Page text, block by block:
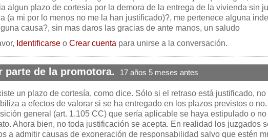
algun plazo de cortesia por la demora de la entrega de la vivienda sin
(a mi por lo menos no me la han justificado)?, me pertenece alguna
causa?, sin mas daros las gracias de ante manos, un saludo
Identificarse o Crear cuenta para unirse a la conversación.
parte de la promotora. 17 años 5 meses antes
un plazo de cortesía, como dice. Sólo si el retraso está justificado, no
a efectos de valorar si se ha entregado en los plazos previstos o
general (art. 1.105 CC) que sería aplicable se haya estipulado o no
Ahora bien, no toda justificación se acepta. En realidad los juzgados
a admitir causas de exoneración de responsabilidad salvo que estén